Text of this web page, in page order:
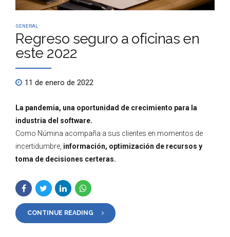
GENERAL
Regreso seguro a oficinas en
este 2022
11 de enero de 2022
La pandemia, una oportunidad de crecimiento para la
industria del software.
Como Númina acompaña a sus clientes en momentos de
incertidumbre, información, optimización de recursos y
toma de decisiones certeras.
CONTINUE READING